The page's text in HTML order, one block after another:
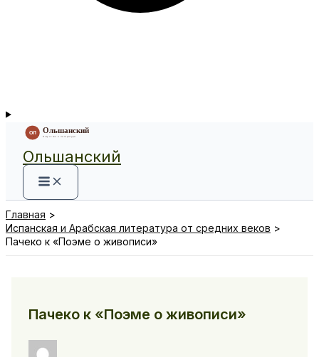
Ольшанский
Главная
Испанская и Арабская литература от средних веков
Пачеко к «Поэме о живописи»
Пачеко к «Поэме о живописи»